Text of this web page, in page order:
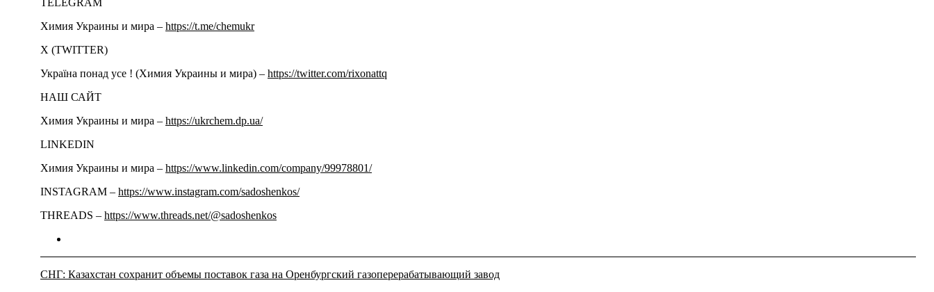
Химия Украины и мира – https://t.me/chemukr
Х (TWITTER)
Україна понад усе ! (Химия Украины и мира) – https://twitter.com/rixonattq
НАШ САЙТ
Химия Украины и мира – https://ukrchem.dp.ua/
LINKEDIN
Химия Украины и мира – https://www.linkedin.com/company/99978801/
INSTAGRAM – https://www.instagram.com/sadoshenkos/
THREADS – https://www.threads.net/@sadoshenkos
СНГ: Казахстан сохранит объемы поставок газа на Оренбургский газоперерабатывающий завод